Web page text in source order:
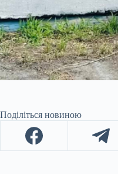
Поділіться новиною